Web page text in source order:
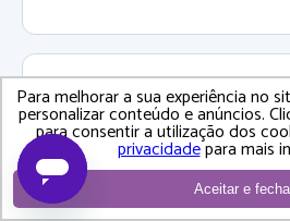
São Paulo - SP
Para melhorar a sua experiência no
personalizar conteúdo e anúncios.
para consentir a utilização dos
privacidadepara mais
Aceitar e